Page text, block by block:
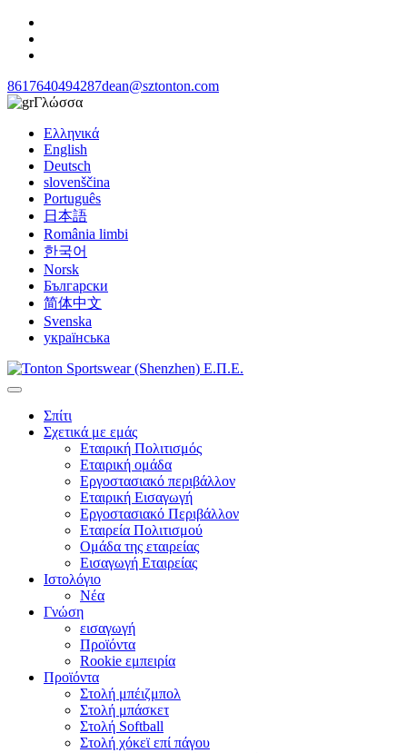
8617640494287dean@sztonton.com
Γλώσσα
Ελληνικά
English
Deutsch
slovenščina
Português
日本語
România limbi
한국어
Norsk
Български
简体中文
Svenska
українська
Σπίτι
Σχετικά με εμάς
Εταιρική Πολιτισμός
Εταιρική ομάδα
Εργοστασιακό περιβάλλον
Εταιρική Εισαγωγή
Εργοστασιακό Περιβάλλον
Εταιρεία Πολιτισμού
Ομάδα της εταιρείας
Εισαγωγή Εταιρείας
Ιστολόγιο
Νέα
Γνώση
εισαγωγή
Προϊόντα
Rookie εμπειρία
Προϊόντα
Στολή μπέιζμπολ
Στολή μπάσκετ
Στολή Softball
Στολή χόκεϊ επί πάγου